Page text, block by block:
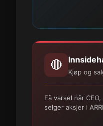
🔴 Kjøp og
Få varsel når
selger aksjer i